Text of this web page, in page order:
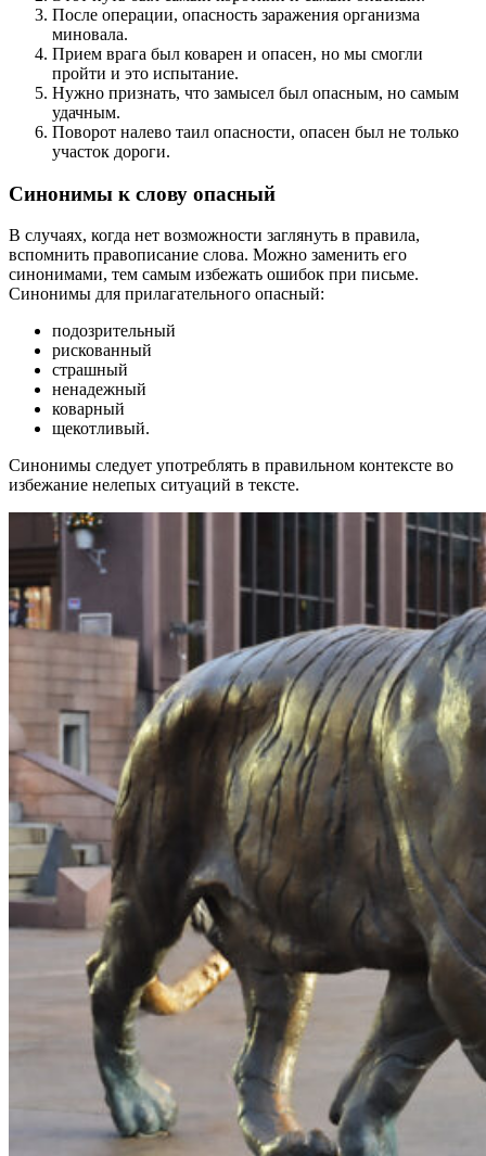
После операции, опасность заражения организма
миновала.
Прием врага был коварен и опасен, но мы смогли
пройти и это испытание.
Нужно признать, что замысел был опасным, но самым
удачным.
Поворот налево таил опасности, опасен был не только
участок дороги.
Синонимы к слову опасный
В случаях, когда нет возможности заглянуть в правила,
вспомнить правописание слова. Можно заменить его
синонимами, тем самым избежать ошибок при письме.
Синонимы для прилагательного опасный:
подозрительный
рискованный
страшный
ненадежный
коварный
щекотливый.
Синонимы следует употреблять в правильном контексте во
избежание нелепых ситуаций в тексте.